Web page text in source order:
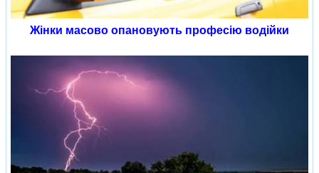
Жінки масово опановують професію водійки